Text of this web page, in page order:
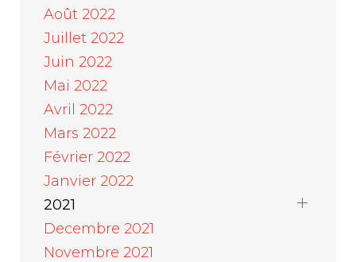
Août 2022
Juillet 2022
Juin 2022
Mai 2022
Avril 2022
Mars 2022
Février 2022
Janvier 2022
2021
Decembre 2021
Novembre 2021